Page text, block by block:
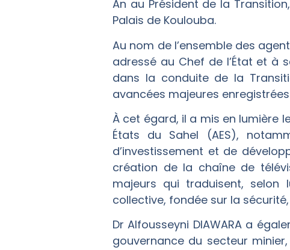
An au Président de la
Palais de Koulouba.
Au nom de l’ensemble des
adressé au Chef de l’État et à
dans la conduite de la
avancées majeures
À cet égard, il a mis en lumière
États du Sahel (AES),
d’investissement et de
création de la chaîne de
majeurs qui traduisent,
collective, fondée sur la
Dr Alfousseyni DIAWARA a
gouvernance du secteur